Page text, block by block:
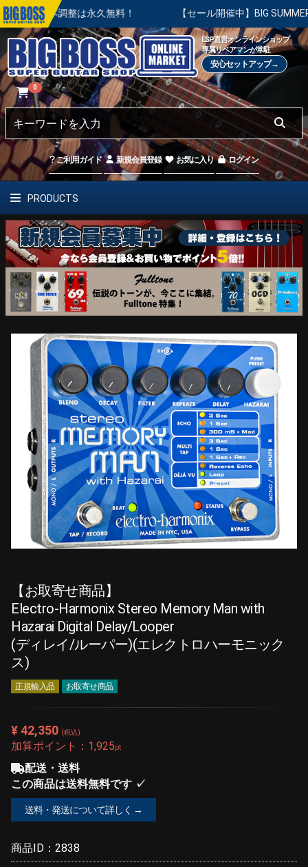
整は永久無料！ 【セール開催中】BIG SUMMER SALE | 対
ESP直営オンラインショップ
専属リペアマンが常駐
安心セットアップ→
0
ご利用ガイド 新規会員登録 お気に入り ログイン
PRODUCTS
【お取寄せ商品】
Electro-Harmonix Stereo Memory Man with
Hazarai Digital Delay/Looper
(ディレイ/ルーパー)(エレクトロハーモニック
ス)
正規輸入品 お取寄せ商品
¥ 42,350 (税込)
加算ポイント： 1,925pt
配送・送料
この商品は送料無料です ✓
送料・発送について詳しく →
商品ID： 2838